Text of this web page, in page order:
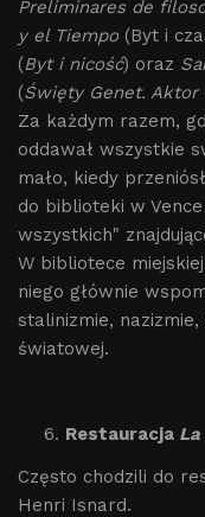
Preliminares de
y el Tiempo (Byt i
(Byt i nicość) oraz
(Święty Genet. Aktor
Za każdym razem,
oddawał wszystkie
mało, kiedy
do biblioteki w
wszystkich"
W bibliotece
niego głównie
stalinizmie,
światowej.
Restauracja La
Często chodzili do
Henri Isnard.